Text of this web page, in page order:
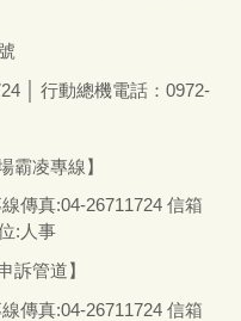
│ 行動總機電話：0972-
霸凌專線】
傳真:04-26711724 信箱
:人事
訴管道】
傳真:04-26711724 信箱